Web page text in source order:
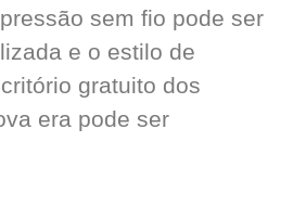
sem fio pode ser
e o estilo de
gratuito dos
era pode ser